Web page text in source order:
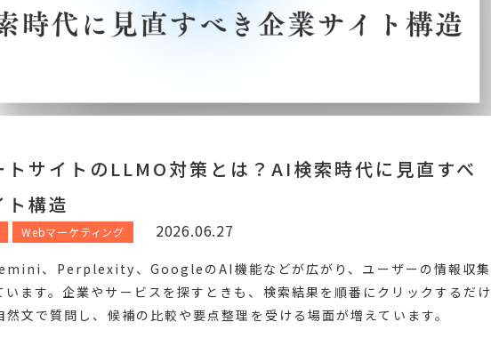
トサイトのLLMO対策とは？AI検索時代に見直すべ
ト構造
Webマーケティング 2026.06.27
、Perplexity、GoogleのAI機能などが広がり、ユーザーの情報収集
います。企業やサービスを探すときも、検索結果を順番にクリックするだけ
文で質問し、候補の比較や要点整理を受ける場面が増えています。